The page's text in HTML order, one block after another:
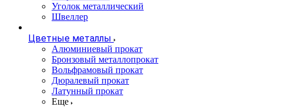
Уголок металлический
Швеллер
Цветные металлы
Алюминиевый прокат
Бронзовый металлопрокат
Вольфрамовый прокат
Дюралевый прокат
Латунный прокат
Еще